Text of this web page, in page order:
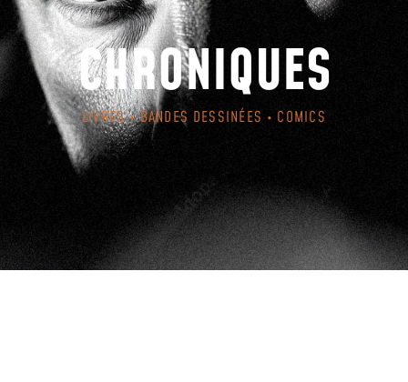
CHRONIQUES
LIVRES • BANDES DESSINÉES • COMICS